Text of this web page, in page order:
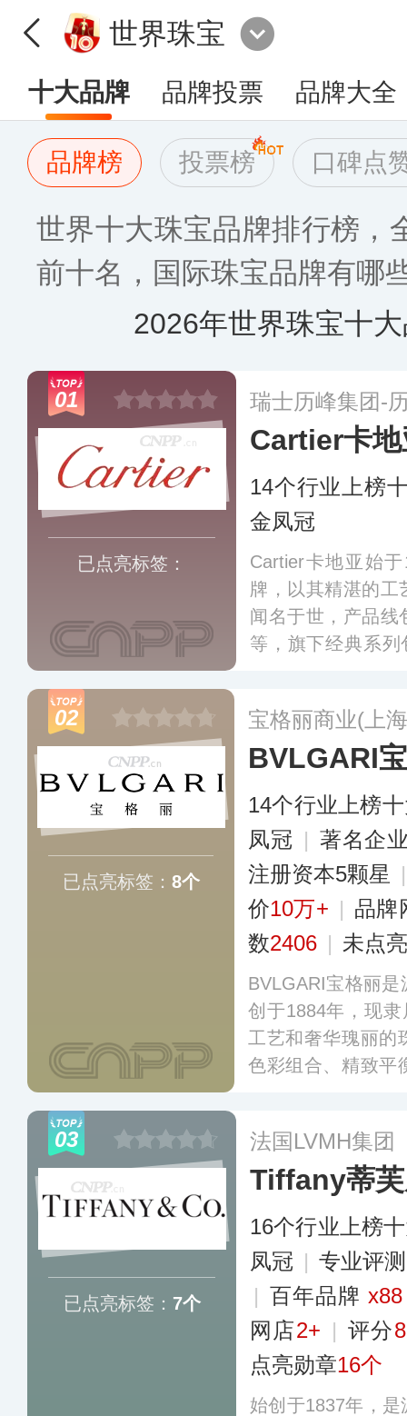
世界珠宝
十大品牌 品牌投票 品牌大全
品牌榜 投票榜 口碑点
世界十大珠宝品牌排行榜，
前十名，国际珠宝品牌有哪
2026年世界珠宝十
01
已点亮标签：
瑞士历峰集团-
Cartier卡
14个行业上榜
金凤冠
Cartier卡地亚始
牌，以其精湛的工
闻名于世，产品线
等，旗下经典系列
02
已点亮标签： 8个
宝格丽商业(上
BVLGARI
14个行业上榜
凤冠 | 著名企
注册资本5颗星
价10万+ | 品牌
数2406 | 未点
BVLGARI宝格丽
创于1884年，现
工艺和奢华瑰丽的
色彩组合、精致平
系列珠宝颇为知名
03
已点亮标签： 7个
法国LVMH集团
Tiffany蒂
16个行业上榜
凤冠 | 专业评
| 百年品牌 x88
网店2+ | 评分
点亮勋章16个
始创于1837年，